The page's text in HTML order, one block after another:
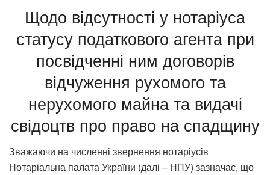
Щодо відсутності у нотаріуса
статусу податкового агента при
посвідченні ним договорів
відчуження рухомого та
нерухомого майна та видачі
свідоцтв про право на спадщину
Зважаючи на численні звернення нотаріусів
Нотаріальна палата України (далі – НПУ) зазначає, що